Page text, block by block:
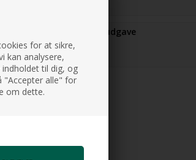
for at sikre,
kan analysere,
til dig, og
"Accepter alle" for
om dette.
HI-TECH 5 Vandlås luksus udgave
DKK
til varen